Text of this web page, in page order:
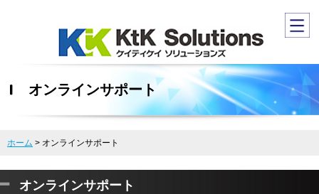
オンラインサポート
ホーム > オンラインサポート
オンラインサポート